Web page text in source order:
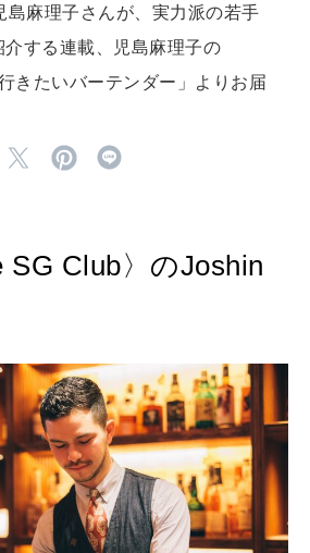
レンドが生まれる 新しい一流店へ。」
月号「お酒の新常識。」
島麻理子さんが、実力派の若手
する連載、児島麻理子の
きたいバーテンダー」よりお届
SG Club〉のJoshin